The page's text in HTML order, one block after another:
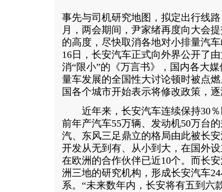
事先与司机研究地图，拟定出行线
月，两会期间，尹家绪再度向大会
的高度，尽快取消各地对小排量汽
16日，长安汽车正式向外界公开了
消“限小”的《万言书》，国内各大
量车发展的全国性大讨论顿时被点
国各个城市开始表示将修改政策，
近年来，长安汽车连续保持30％
前年产汽车55万辆、发动机50万台
汽、东风三足鼎立的格局由此被长
开发从无到有、从小到大，在国外
在欧洲的合作伙伴已近10个。而长
洲三地的研究机构，形成长安汽车
系。“未来数年内，长安将有五到六